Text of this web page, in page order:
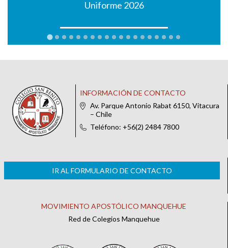
Uniforme 2026
INFORMACIÓN DE CONTACTO
Av. Parque Antonio Rabat 6150, Vitacura
– Chile
Teléfono: +56(2) 2484 7800
IR AL FORMULARIO DE CONTACTO
MOVIMIENTO APOSTÓLICO MANQUEHUE
Red de Colegios Manquehue